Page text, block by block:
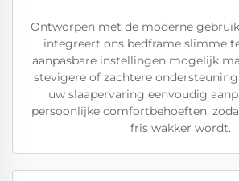
Ontworpen met de moderne
integreert ons bedframe slimme
aanpasbare instellingen mogelijk
stevigere of zachtere
uw slaapervaring eenvoudig
persoonlijke comfortbehoeften,
fris wakker wordt.